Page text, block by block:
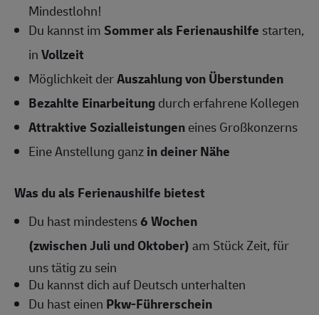
Mindestlohn!
Du kannst imSommer als Ferienaushilfe starten,
inVollzeit
Möglichkeit derAuszahlung von Überstunden
Bezahlte Einarbeitungdurch erfahrene Kollegen
Attraktive Sozialleistungeneines Großkonzerns
Eine Anstellung ganzin deiner Nähe
Was du als Ferienaushilfe bietest
Du hast mindestens6 Wochen
(zwischen Juli und Oktober)am Stück Zeit, für
uns tätig zu sein
Du kannst dich auf Deutsch unterhalten
Du hast einen Pkw-Führerschein